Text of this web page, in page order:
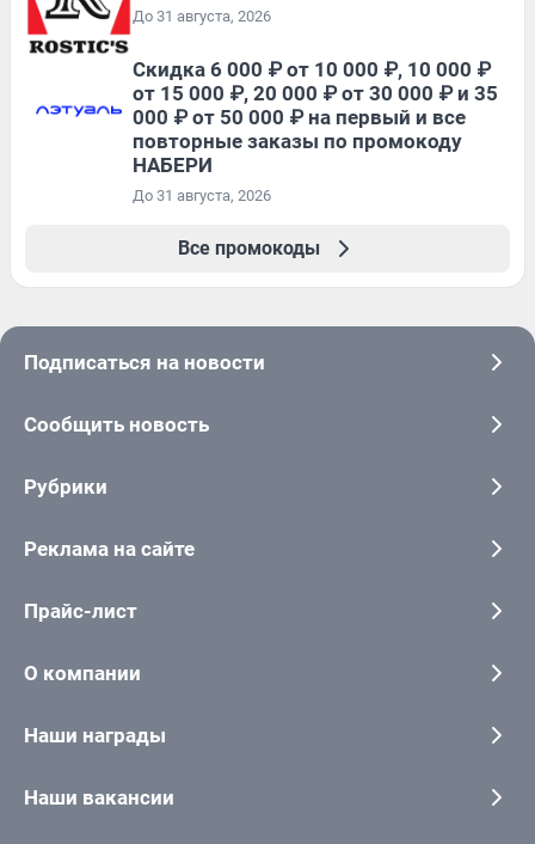
До 31 августа, 2026
Скидка 6 000 ₽ от 10 000 ₽, 10 000 ₽
от 15 000 ₽, 20 000 ₽ от 30 000 ₽ и 35
000 ₽ от 50 000 ₽ на первый и все
повторные заказы по промокоду
НАБЕРИ
До 31 августа, 2026
Все промокоды
Подписаться на новости
Сообщить новость
Рубрики
Реклама на сайте
Прайс-лист
О компании
Наши награды
Наши вакансии